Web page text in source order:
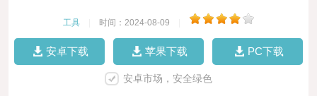
工具 时间：2024-08-09
安卓下载 苹果下载 PC下载
安卓市场，安全绿色